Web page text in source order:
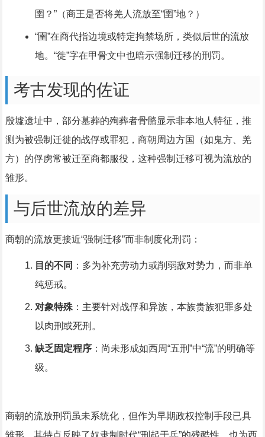
圉？”（商王是否将羌人流放至“圉”地？）
“圉”在商代指边境或特定拘禁场所，类似后世的流放
地。“徙”字在甲骨文中也暗示强制迁移的刑罚。
考古发现的佐证
殷墟遗址中，部分墓葬的殉葬者骨骼显示非本地人特征，推
测为被强制迁徙的战俘或罪犯，商朝周边方国（如鬼方、羌
方）的俘虏常被迁至商都服役，这种强制迁移可视为流放的
雏形。
与后世流放的差异
商朝的流放更接近“强制迁移”而非制度化刑罚：
目的不同 ：多为补充劳动力或削弱敌对势力，而非单
纯惩戒。
对象特殊：主要针对战俘和异族，本族贵族犯罪多处
以肉刑或死刑。
缺乏固定程序：尚未形成如西周“五刑”中“流”的明确等
级。
商朝的流放刑罚虽未系统化，但作为早期政权控制手段已具